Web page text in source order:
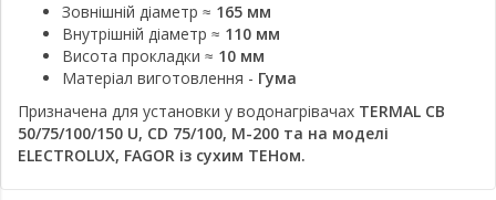
Зовнішній діаметр ≈ 165 мм
Внутрішній діаметр ≈ 110 мм
Висота прокладки ≈ 10 мм
Матеріал виготовлення - Гума
Призначена для установки у водонагрівачах TERMAL CB
50/75/100/150 U, CD 75/100, M-200 та на моделі
ELECTROLUX, FAGOR із сухим ТЕНом.